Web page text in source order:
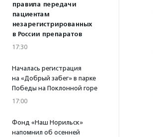
правила передачи
пациентам
незарегистрированных
в России препаратов
17:30
Началась регистрация
на «Добрый забег» в парке
Победы на Поклонной горе
17:00
Фонд «Наш Норильск»
напомнил об осенней